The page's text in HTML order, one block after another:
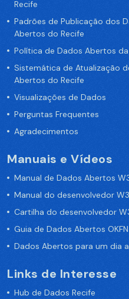
Recife
Padrões de Publicação dos
Abertos do Recife
Política de Dados Abertos
Sistemática de Atualização
Abertos do Recife
Visualizações de Dados
Perguntas Frequentes
Agradecimentos
Manuais e Vídeos
Manual de Dados Abertos
Manual do desenvolvedor
Cartilha do desenvolvedor
Guia de Dados Abertos OKFN
Dados Abertos para um dia
Links de Interesse
Hub de Dados Recife